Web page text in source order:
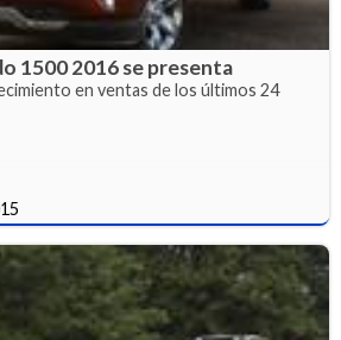
1500 2016 se presenta
en ventas de los últimos 24